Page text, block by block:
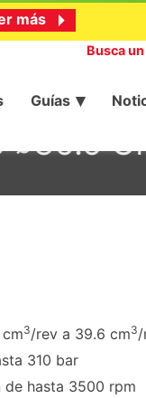
más
Busca
Guías
3/rev a 39.6 cm3/
310 bar
hasta 3500 rpm